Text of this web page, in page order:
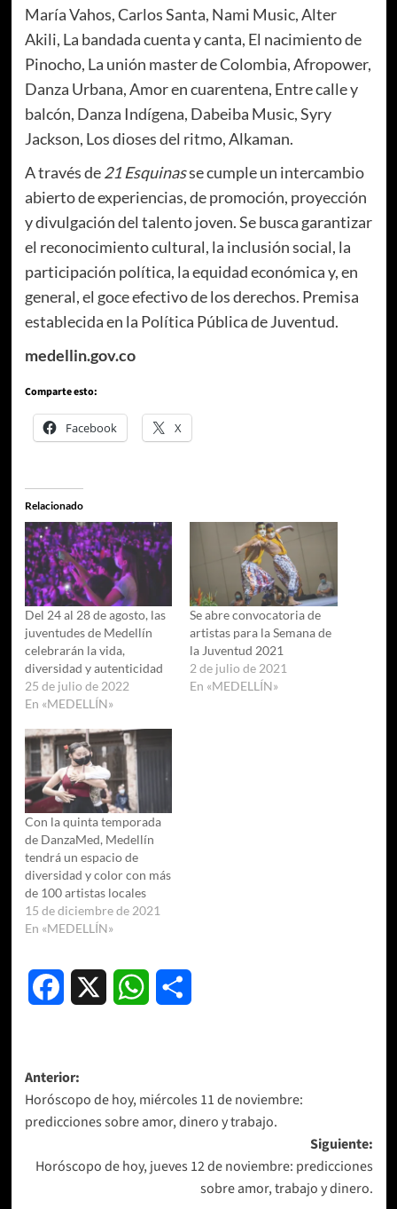
María Vahos, Carlos Santa, Nami Music, Alter
Akili, La bandada cuenta y canta, El nacimiento de
Pinocho, La unión master de Colombia, Afropower,
Danza Urbana, Amor en cuarentena, Entre calle y
balcón, Danza Indígena, Dabeiba Music, Syry
Jackson, Los dioses del ritmo, Alkaman.
A través de21 Esquinasse cumple un intercambio
abierto de experiencias, de promoción, proyección
y divulgación del talento joven. Se busca garantizar
el reconocimiento cultural, la inclusión social, la
participación política, la equidad económica y, en
general, el goce efectivo de los derechos. Premisa
establecida en la Política Pública de Juventud.
medellin.gov.co
Comparte esto:
Facebook X
Relacionado
Del 24 al 28 de agosto, las
juventudes de Medellín
celebrarán la vida,
diversidad y autenticidad
25 de julio de 2022
En «MEDELLÍN»
Se abre convocatoria de
artistas para la Semana de
la Juventud 2021
2 de julio de 2021
En «MEDELLÍN»
Con la quinta temporada
de DanzaMed, Medellín
tendrá un espacio de
diversidad y color con más
de 100 artistas locales
15 de diciembre de 2021
En «MEDELLÍN»
Facebook WhatsApp
Navegación
de
entradas
Anterior:
Horóscopo de hoy, miércoles 11 de noviembre:
predicciones sobre amor, dinero y trabajo.
Siguiente:
Horóscopo de hoy, jueves 12 de noviembre: predicciones
sobre amor, trabajo y dinero.